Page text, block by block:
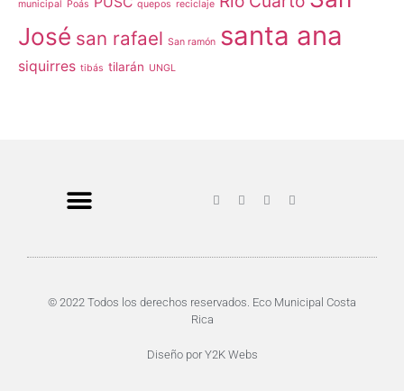
municipal Poás quepos reciclaje
José san rafael San ramón santa ana
siquirres tibás tilarán UNGL
© 2022 Todos los derechos reservados. Eco Municipal Costa
Rica
Diseño por Y2K Webs